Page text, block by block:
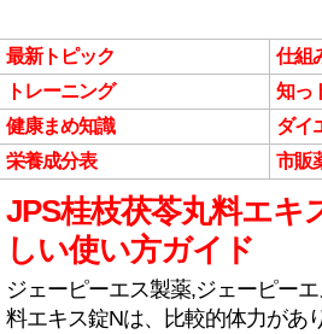
最新トピック
仕組
トレーニング
知っ
健康まめ知識
ダイ
栄養成分表
市販
JPS桂枝茯苓丸料エキ
しい使い方ガイド
ジェーピーエス製薬,ジェーピー
料エキス錠Nは、比較的体力があ